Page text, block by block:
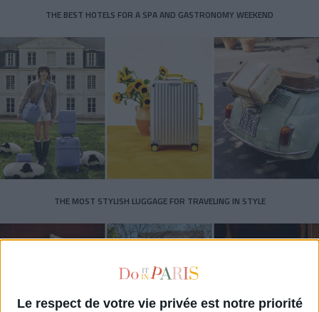
Le respect de votre vie privée est notre priorité
THE BEST HOTELS FOR A SPA AND GASTRONOMY WEEKEND
THE MOST STYLISH LUGGAGE FOR TRAVELING IN STYLE